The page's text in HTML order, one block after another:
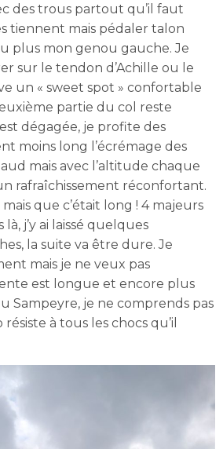
des trous partout qu’il faut
tiennent mais pédaler talon
plus mon genou gauche. Je
sur le tendon d’Achille ou le
un « sweet spot » confortable
partie du col reste
dégagée, je profite des
moins long l’écrémage des
mais avec l’altitude chaque
rafraîchissement réconfortant.
que c’était long ! 4 majeurs
là, j’y ai laissé quelques
la suite va être dure. Je
mais je ne veux pas
est longue et encore plus
Sampeyre, je ne comprends pas
à tous les chocs qu’il